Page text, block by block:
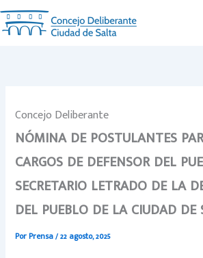
Ir
al
contenido
Concejo Deliberante
NÓMINA DE POSTULANTES
CARGOS DE DEFENSOR DEL
SECRETARIO LETRADO DE LA
DEL PUEBLO DE LA CIUDAD DE
PorPrensa/22 agosto, 2025